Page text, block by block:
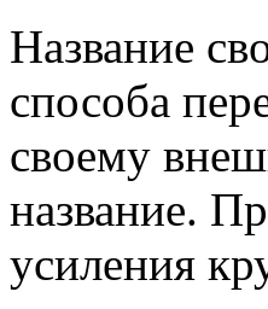
Название
способа
своему
название.
усиления